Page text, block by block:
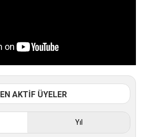
EN AKTİF ÜYELER
Yıl